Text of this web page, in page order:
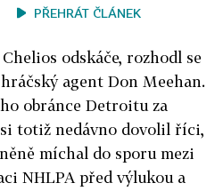
PŘEHRÁT ČLÁNEK
odskáče, rozhodl se
agent Don Meehan.
obránce Detroitu za
totiž nedávno dovolil říci,
míchal do sporu mezi
NHLPA před výlukou a